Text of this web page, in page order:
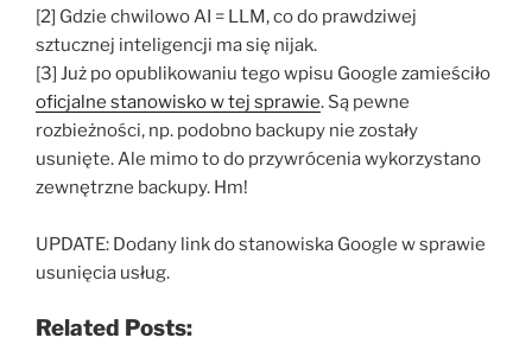
[2] Gdzie chwilowo AI = LLM, co do prawdziwej
sztucznej inteligencji ma się nijak.
[3] Już po opublikowaniu tego wpisu Google zamieściło
oficjalne stanowisko w tej sprawie. Są pewne
rozbieżności, np. podobno backupy nie zostały
usunięte. Ale mimo to do przywrócenia wykorzystano
zewnętrzne backupy. Hm!
UPDATE: Dodany link do stanowiska Google w sprawie
usunięcia usług.
Related Posts: